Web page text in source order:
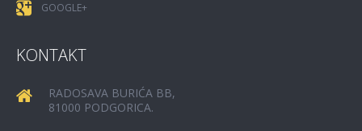
GOOGLE+
KONTAKT
RADOSAVA BURIĆA BB,
81000 PODGORICA.